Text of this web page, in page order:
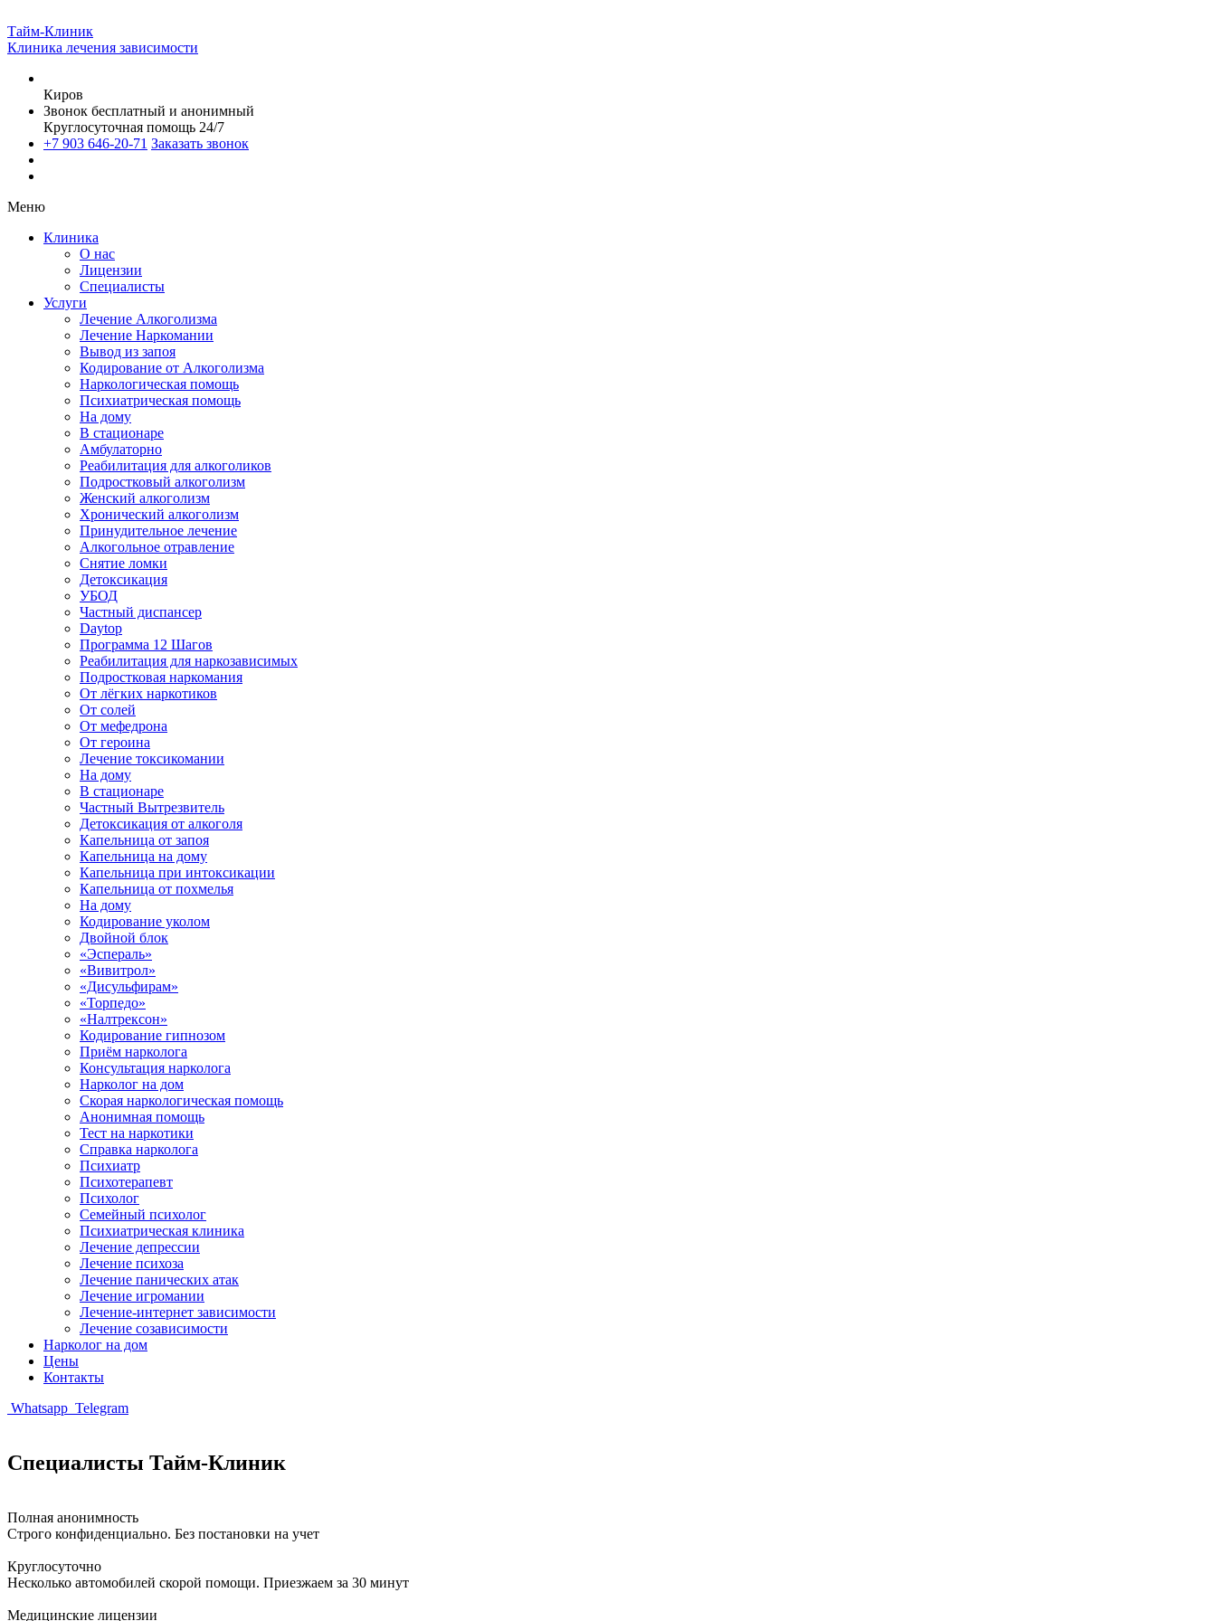
Тайм-Клиник
Клиника лечения зависимости
Киров
Звонок бесплатный и анонимный
Круглосуточная помощь 24/7
+7 903 646-20-71 Заказать звонок
Меню
Клиника
О нас
Лицензии
Специалисты
Услуги
Лечение Алкоголизма
Лечение Наркомании
Вывод из запоя
Кодирование от Алкоголизма
Наркологическая помощь
Психиатрическая помощь
На дому
В стационаре
Амбулаторно
Реабилитация для алкоголиков
Подростковый алкоголизм
Женский алкоголизм
Хронический алкоголизм
Принудительное лечение
Алкогольное отравление
Снятие ломки
Детоксикация
УБОД
Частный диспансер
Daytop
Программа 12 Шагов
Реабилитация для наркозависимых
Подростковая наркомания
От лёгких наркотиков
От солей
От мефедрона
От героина
Лечение токсикомании
На дому
В стационаре
Частный Вытрезвитель
Детоксикация от алкоголя
Капельница от запоя
Капельница на дому
Капельница при интоксикации
Капельница от похмелья
На дому
Кодирование уколом
Двойной блок
«Эспераль»
«Вивитрол»
«Дисульфирам»
«Торпедо»
«Налтрексон»
Кодирование гипнозом
Приём нарколога
Консультация нарколога
Нарколог на дом
Скорая наркологическая помощь
Анонимная помощь
Тест на наркотики
Справка нарколога
Психиатр
Психотерапевт
Психолог
Семейный психолог
Психиатрическая клиника
Лечение депрессии
Лечение психоза
Лечение панических атак
Лечение игромании
Лечение-интернет зависимости
Лечение созависимости
Нарколог на дом
Цены
Контакты
Whatsapp Telegram
Специалисты Тайм-Клиник
Полная анонимность
Строго конфиденциально. Без постановки на учет
Круглосуточно
Несколько автомобилей скорой помощи. Приезжаем за 30 минут
Медицинские лицензии